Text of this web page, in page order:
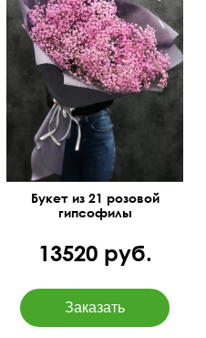
Букет из 21 розовой
гипсофилы
13520 руб.